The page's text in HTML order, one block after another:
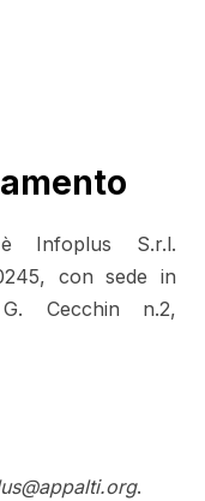
Infoplus S.r.l.
con sede in
Cecchin n.2,
.